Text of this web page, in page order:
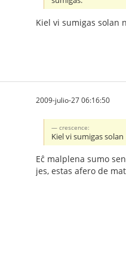
Kiel vi sumigas solan
2009-julio-27 06:16:50
crescence:
Kiel vi sumigas
Eĉ malplena sumo
jes, estas afero de